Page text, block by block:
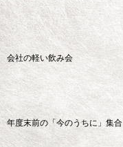
会社の軽い飲み会
年度末前の「今のうちに」集合